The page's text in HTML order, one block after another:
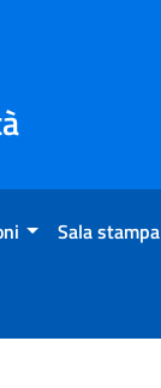
Sala stampa